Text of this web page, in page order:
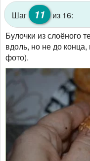
Шаг 11 из 16:
Булочки из слоёного
вдоль, но не до конца,
фото).